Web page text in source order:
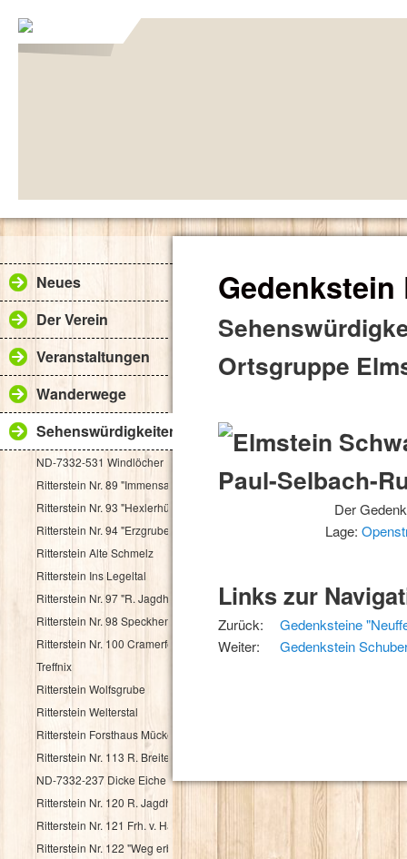
Neues
Der Verein
Veranstaltungen
Wanderwege
Sehenswürdigkeiten
ND-7332-531 Windlöcher
Ritterstein Nr. 89 "Immensack"
Ritterstein Nr. 93 "Hexlerhütte"
Ritterstein Nr. 94 "Erzgruben"
Ritterstein Alte Schmelz
Ritterstein Ins Legeltal
Ritterstein Nr. 97 "R. Jagdhaus"
Ritterstein Nr. 98 Speckhenrich
Ritterstein Nr. 100 Cramerfels
Treffnix
Ritterstein Wolfsgrube
Ritterstein Welterstal
Ritterstein Forsthaus Mückenwies
Ritterstein Nr. 113 R. Breitenstein 500 Schr.
ND-7332-237 Dicke Eiche
Ritterstein Nr. 120 R. Jagdhaus Breitscheid
Ritterstein Nr. 121 Frh. v. Haacke Holsriese
Ritterstein Nr. 122 "Weg erbaut Frh. v. Hacke 1737"
Gedenkstein
Ortsgruppe
Der
Lage:
Links zur
Zurück:
Gedenksteine
Weiter:
Gedenkstein